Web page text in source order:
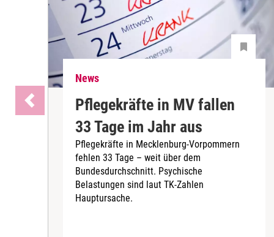
News
Pflegekräfte in MV fallen
33 Tage im Jahr aus
Pflegekräfte in Mecklenburg-Vorpommern
fehlen 33 Tage – weit über dem
Bundesdurchschnitt. Psychische
Belastungen sind laut TK-Zahlen
Hauptursache.